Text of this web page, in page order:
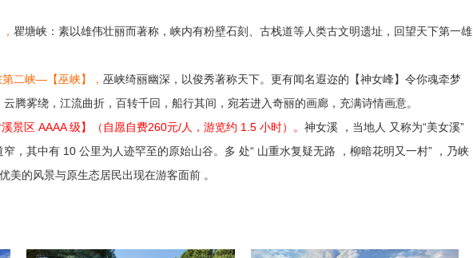
瞿塘峡：素以雄伟壮丽而著称，峡内有粉壁石刻、古栈道等人类古文明遗址，回望天下第一雄
二峡—【巫峡】， 巫峡绮丽幽深，以俊秀著称天下。更有闻名遐迩的【神女峰】令你魂牵梦
腾雾绕，江流曲折，百转千回，船行其间，宛若进入奇丽的画廊，充满诗情画意。
景区 AAAA 级】（自愿自费260元/人，游览约 1.5 小时）。 神女溪 ，当地人 又称为“美女溪”
，其中有 10 公里为人迹罕至的原始山谷。多 处“ 山重水复疑无路 ，柳暗花明又一村” ，乃峡
美的风景与原生态居民出现在游客面前 。